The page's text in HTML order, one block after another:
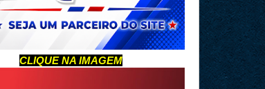
CLIQUE NA IMAGEM